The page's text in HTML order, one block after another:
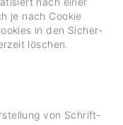
je nach Cookie
in den Sicher­
löschen.
von Schrift­